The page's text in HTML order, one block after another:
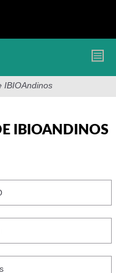
IBIOAndinos
IBIOANDINOS